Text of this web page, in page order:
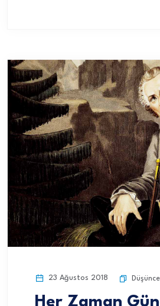
23 Ağustos 2018 Düşünce
Her Zaman